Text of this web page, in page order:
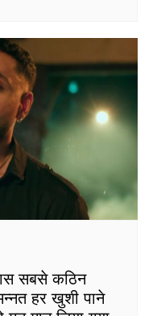
सबसे कठिन
हर खुशी पाने